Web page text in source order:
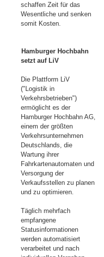
schaffen Zeit für das
Wesentliche und senken
somit Kosten.
Hamburger Hochbahn
setzt auf LiV
Die Plattform LiV
("Logistik in
Verkehrsbetrieben")
ermöglicht es der
Hamburger Hochbahn AG,
einem der größten
Verkehrsunternehmen
Deutschlands, die
Wartung ihrer
Fahrkartenautomaten und
Versorgung der
Verkaufsstellen zu planen
und zu optimieren.
Täglich mehrfach
empfangene
Statusinformationen
werden automatisiert
verarbeitet und nach